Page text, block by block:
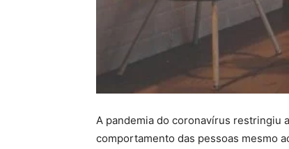
A pandemia do coronavírus restringiu
comportamento das pessoas mesmo